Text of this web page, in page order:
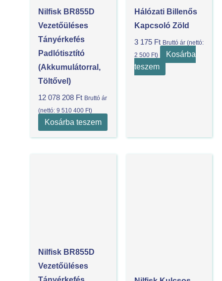
Nilfisk BR855D
Vezetőüléses
Tányérkefés
Padlótisztító
(akkumulátorral,
Töltővel)
12 078 208 Ft Bruttó ár
(nettó:9 510 400 Ft)
Kosárba teszem
Hálózati Billenős
Kapcsoló Zöld
3 175 Ft Bruttó ár (nettó:
2 500 Ft)
Kosárba
teszem
Nilfisk BR855D
Vezetőüléses